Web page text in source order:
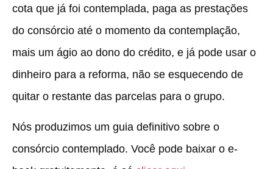
cota que já foi contemplada, paga as prestações
do consórcio até o momento da contemplação,
mais um ágio ao dono do crédito, e já pode usar o
dinheiro para a reforma, não se esquecendo de
quitar o restante das parcelas para o grupo.
Nós produzimos um guia definitivo sobre o
consórcio contemplado. Você pode baixar o e-